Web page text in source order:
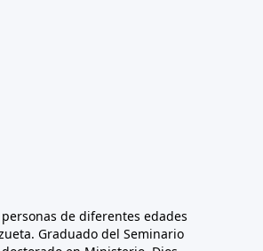
de diferentes edades
Graduado del Seminario